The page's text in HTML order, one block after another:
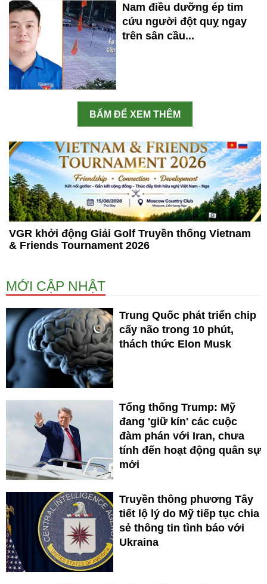
Nam điều dưỡng ép tim
cứu người đột quỵ ngay
trên sân cầu...
BẤM ĐỂ XEM THÊM
VGR khởi động Giải Golf Truyền thống Vietnam
& Friends Tournament 2026
MỚI CẬP NHẬT
Trung Quốc phát triển chip
cấy não trong 10 phút,
thách thức Elon Musk
Tổng thống Trump: Mỹ
đang 'giữ kín' các cuộc
đàm phán với Iran, chưa
tính đến hoạt động quân sự
mới
Truyền thông phương Tây
tiết lộ lý do Mỹ tiếp tục chia
sẻ thông tin tình báo với
Ukraina